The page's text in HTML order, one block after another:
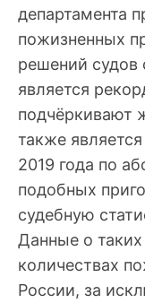
департамента
пожизненных
решений судов
является
подчёркивают
также
2019 года по
подобных
судебную
Данные о
количествах
России, за